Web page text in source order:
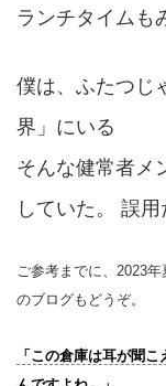
ランチタイムも
僕は、ふたつじ
界」にいる
そんな健常者メ
していた。 誤用
ご参考までに、2023
のブログもどうぞ。
「この倉庫は耳が聞